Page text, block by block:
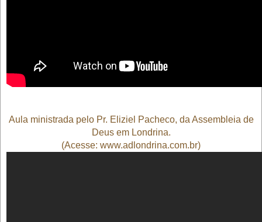
Aula ministrada pelo Pr. Eliziel Pacheco, da Assembleia de
Deus em Londrina.
(Acesse: www.adlondrina.com.br)